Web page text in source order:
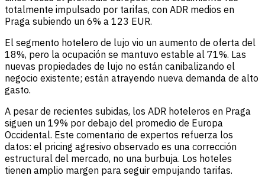
totalmente impulsado por tarifas, con ADR medios en
Praga subiendo un 6% a 123 EUR.
El segmento hotelero de lujo vio un aumento de oferta del
18%, pero la ocupación se mantuvo estable al 71%. Las
nuevas propiedades de lujo no están canibalizando el
negocio existente; están atrayendo nueva demanda de alto
gasto.
A pesar de recientes subidas, los ADR hoteleros en Praga
siguen un 19% por debajo del promedio de Europa
Occidental. Este comentario de expertos refuerza los
datos: el pricing agresivo observado es una corrección
estructural del mercado, no una burbuja. Los hoteles
tienen amplio margen para seguir empujando tarifas.